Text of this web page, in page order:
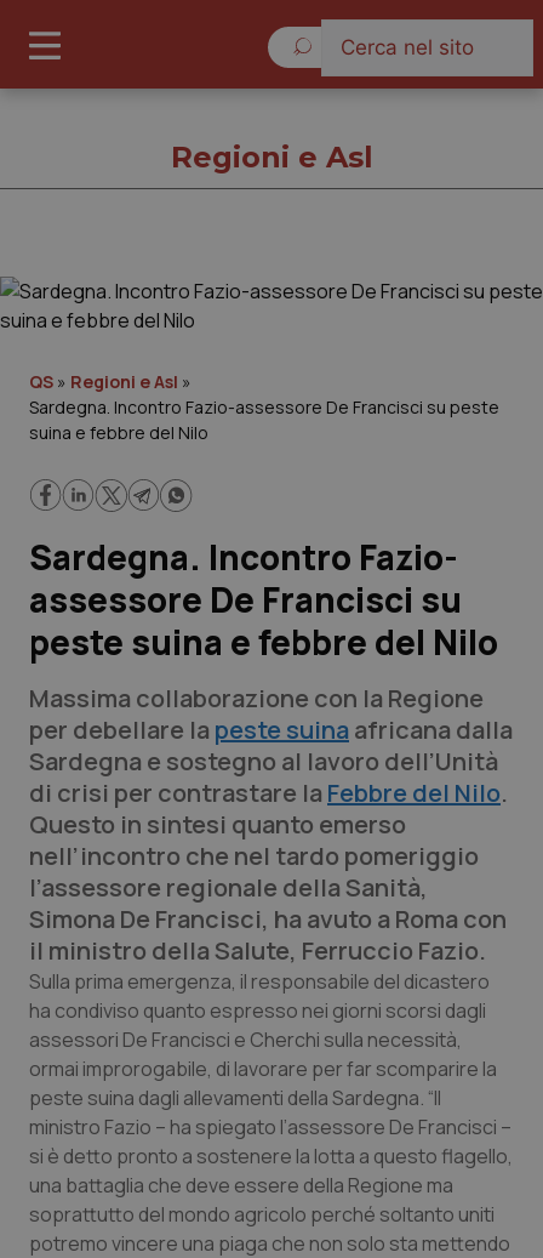
Governo e Parlamento
Regioni e Asl
Lavoro e Professioni
Scienza e Farmaci
Studi e Analisi
Lettere al direttore
Edizioni Regionali
QS Pro
Professionisti Sanitari.AI
Abruzzo
Basilicata
Calabria
Campania
Emilia-Romagna
QS Pro Gold
Artrite & artrosi
Asma & BPCO
Car-T
Colesterolo & coronaropatie
QS Club Newsletter
Regioni e Asl
QS » Regioni e Asl »
Sardegna. Incontro Fazio-assessore De Francisci su peste
suina e febbre del Nilo
Sardegna. Incontro Fazio-
assessore De Francisci su
peste suina e febbre del Nilo
Massima collaborazione con la Regione
per debellare la peste suinaafricana dalla
Sardegna e sostegno al lavoro dell’Unità
di crisi per contrastare la Febbre del Nilo.
Questo in sintesi quanto emerso
nell’incontro che nel tardo pomeriggio
l’assessore regionale della Sanità,
Simona De Francisci, ha avuto a Roma con
il ministro della Salute, Ferruccio Fazio.
Sulla prima emergenza, il responsabile del dicastero
ha condiviso quanto espresso nei giorni scorsi dagli
assessori De Francisci e Cherchi sulla necessità,
ormai improrogabile, di lavorare per far scomparire la
peste suina dagli allevamenti della Sardegna. “Il
ministro Fazio – ha spiegato l’assessore De Francisci –
si è detto pronto a sostenere la lotta a questo flagello,
una battaglia che deve essere della Regione ma
soprattutto del mondo agricolo perché soltanto uniti
potremo vincere una piaga che non solo sta mettendo